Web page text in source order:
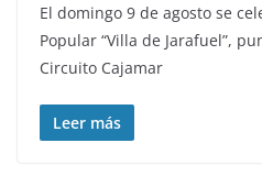
El domingo 9 de agosto se
Popular “Villa de Jarafuel”,
Circuito Cajamar
Leer más